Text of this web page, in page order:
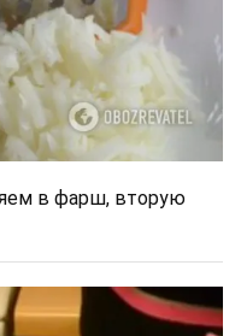
в фарш, вторую